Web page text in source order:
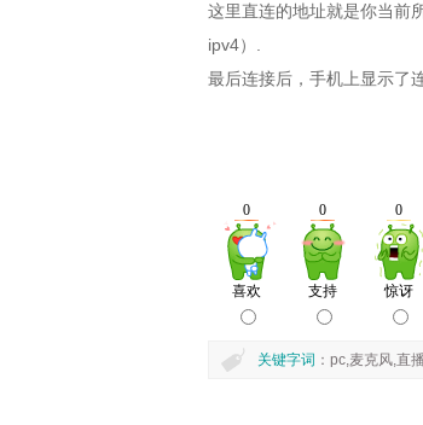
这里直连的地址就是你当前
ipv4）.
最后连接后，手机上显示了
关键字词 ：pc,麦克风,直